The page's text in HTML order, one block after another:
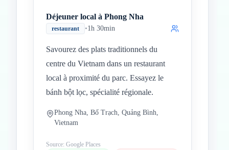
Déjeuner local à Phong Nha
restaurant •1h 30min
Savourez des plats traditionnels du
centre du Vietnam dans un restaurant
local à proximité du parc. Essayez le
bánh bột lọc, spécialité régionale.
Phong Nha, Bố Trạch, Quảng Bình,
Vietnam
Source: Google Places